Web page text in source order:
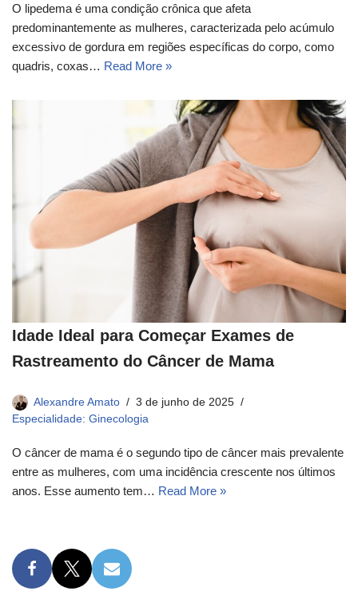
O lipedema é uma condição crônica que afeta
predominantemente as mulheres, caracterizada pelo acúmulo
excessivo de gordura em regiões específicas do corpo, como
quadris, coxas… Read More »
Idade Ideal para Começar Exames de
Rastreamento do Câncer de Mama
Alexandre Amato
3 de junho de 2025
Especialidade: Ginecologia
O câncer de mama é o segundo tipo de câncer mais prevalente
entre as mulheres, com uma incidência crescente nos últimos
anos. Esse aumento tem… Read More »